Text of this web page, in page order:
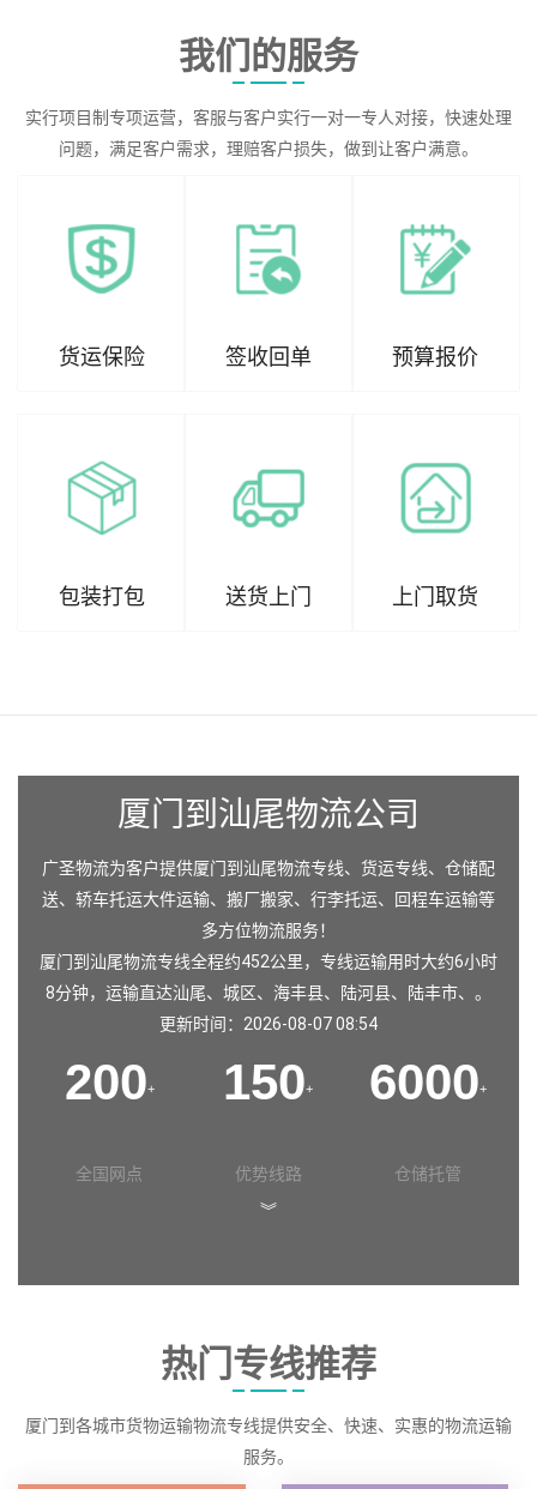
我们的服务
实行项目制专项运营，客服与客户实行一对一专人对接，快速处理
问题，满足客户需求，理赔客户损失，做到让客户满意。
货运保险 签收回单 预算报价
包装打包 送货上门 上门取货
厦门到汕尾物流公司
广圣物流为客户提供厦门到汕尾物流专线、货运专线、仓储配
送、轿车托运大件运输、搬厂搬家、行李托运、回程车运输等
多方位物流服务！
厦门到汕尾物流专线全程约452公里，专线运输用时大约6小时
8分钟，运输直达汕尾、 城区、 海丰县、 陆河县、 陆丰市、。
更新时间：2026-08-07 08:54
200+
全国网点
150+
优势线路
6000+
仓储托管
︾
热门专线推荐
厦门到各城市货物运输物流专线提供安全、快速、实惠的物流运输
服务。